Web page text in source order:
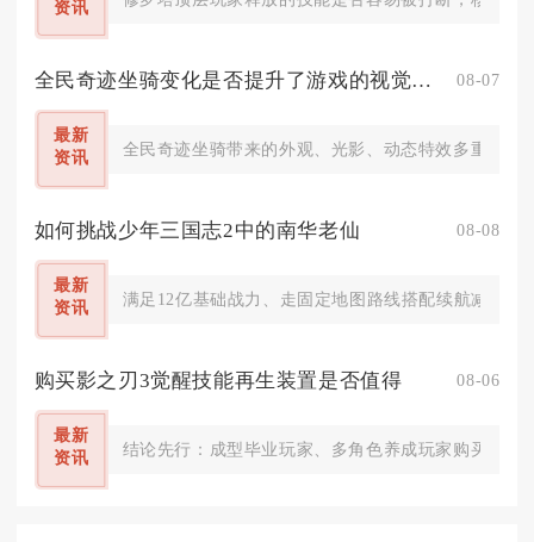
资讯
全民奇迹坐骑变化是否提升了游戏的视觉效果 08-07
最新
资讯
全民奇迹坐骑带来的外观、光影、动态特效多重变
如何挑战少年三国志2中的南华老仙 08-08
最新
资讯
满足12亿基础战力、走固定地图路线搭配续航减伤
购买影之刃3觉醒技能再生装置是否值得 08-06
最新
资讯
结论先行：成型毕业玩家、多角色养成玩家购买觉